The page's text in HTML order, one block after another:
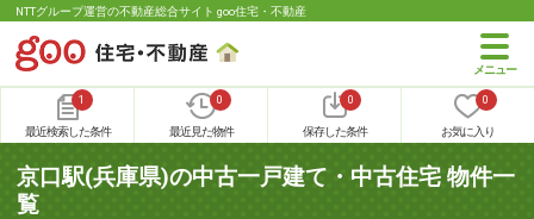
NTTグループ運営の不動産総合サイト goo住宅・不動産
1
最近検索した条件
0
最近見た物件
0
保存した条件
0
お気に入り
京口駅(兵庫県)の中古一戸建て・中古住宅 物件一
覧